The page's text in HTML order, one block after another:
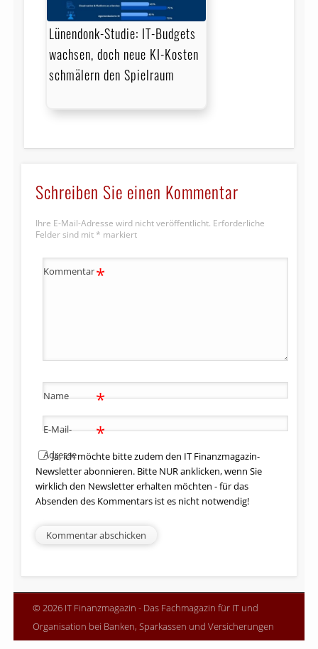
Lünendonk-Studie: IT-Budgets
wachsen, doch neue KI-Kosten
schmälern den Spielraum
Schreiben Sie einen Kommentar
Ihre E-Mail-Adresse wird nicht veröffentlicht. Erforderliche
Felder sind mit * markiert
Kommentar*
Name *
E-Mail-
Adresse
*
Ja, ich möchte bitte zudem den IT Finanzmagazin-
Newsletter abonnieren. Bitte NUR anklicken, wenn Sie
wirklich den Newsletter erhalten möchten - für das
Absenden des Kommentars ist es nicht notwendig!
© 2026 IT Finanzmagazin - Das Fachmagazin für IT und
Organisation bei Banken, Sparkassen und Versicherungen